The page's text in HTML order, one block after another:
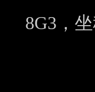
8G3，